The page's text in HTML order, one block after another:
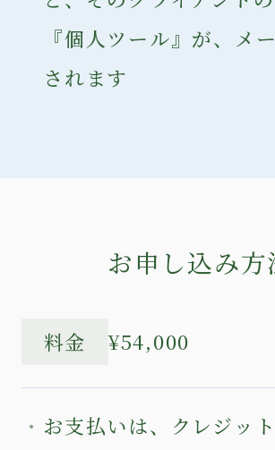
『個人ツール』が、メ
されます
お申し込み方
料金 ¥54,000
お支払いは、クレジッ